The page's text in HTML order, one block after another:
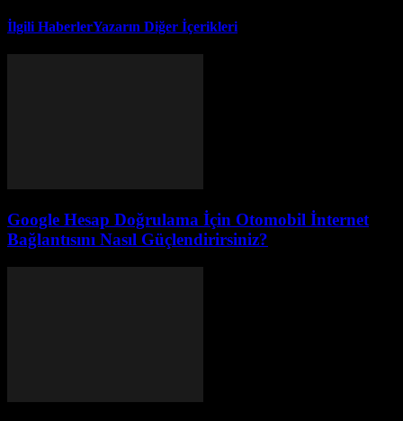
İlgili HaberlerYazarın Diğer İçerikleri
Google Hesap Doğrulama İçin Otomobil İnternet
Bağlantısını Nasıl Güçlendirirsiniz?